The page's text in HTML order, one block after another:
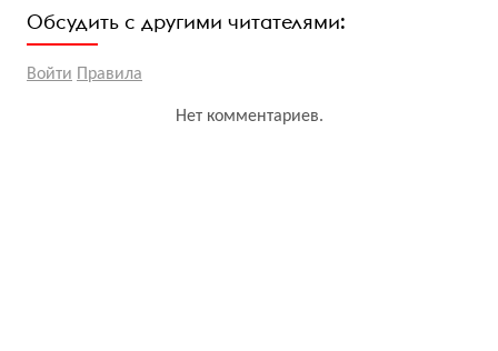
Обсудить с другими читателями:
Войти Правила
Нет комментариев.